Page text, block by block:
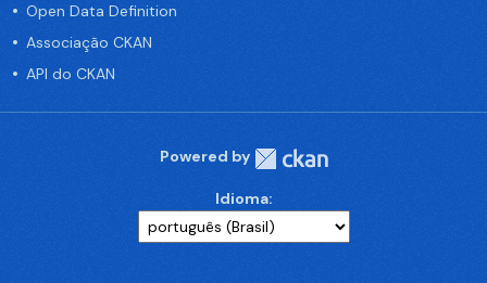
Open Data Definition
Associação CKAN
API do CKAN
Powered by
Idioma